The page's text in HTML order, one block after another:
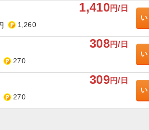
1,260
1,410円/日
270
308円/日
270
309円/日